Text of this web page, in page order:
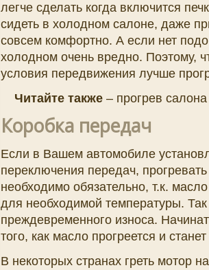
легче сделать когда включится
сидеть в холодном салоне, даже
совсем комфортно. А если нет
холодном очень вредно. Поэтому,
условия передвижения лучше
Читайте также– прогрев
Коробка передач
Если в Вашем автомобиле
переключения передач,
необходимо обязательно, т.к.
для необходимой температуры.
преждевременного износа.
того, как масло прогреется и
В некоторых странах греть мотор